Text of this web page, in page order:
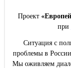
Проект
при
Ситуация с
проблемы в России
Мы оживляем